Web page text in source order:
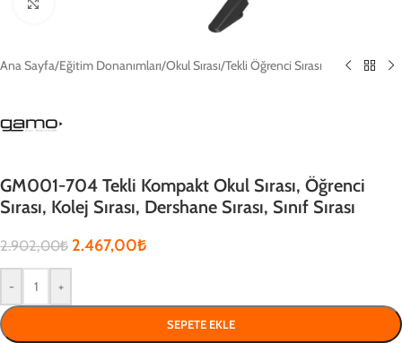
Ana Sayfa/Eğitim Donanımları/Okul Sırası/Tekli Öğrenci Sırası
GM001-704 Tekli Kompakt Okul Sırası, Öğrenci
Sırası, Kolej Sırası, Dershane Sırası, Sınıf Sırası
2.902,00₺ 2.467,00₺
- +
SEPETE EKLE